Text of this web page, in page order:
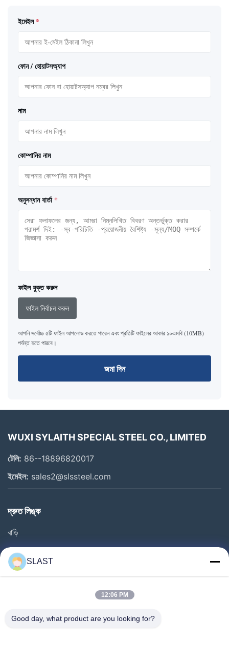
ইমেইল *
ফোন / হোয়াটসঅ্যাপ
নাম
কোম্পানির নাম
অনুসন্ধান বার্তা *
ফাইল যুক্ত করুন
ফাইল নির্বাচন করুন
আপনি সর্বোচ্চ ৫টি ফাইল আপলোড করতে পারেন এবং প্রতিটি ফাইলের আকার ১০এমবি (10MB)
পর্যন্ত হতে পারবে।
জমা দিন
WUXI SYLAITH SPECIAL STEEL CO., LIMITED
টেলি: 86--18896820017
ইমেইল: sales2@slssteel.com
দ্রুত লিঙ্ক
বাড়ি
পণ্য
ভিডিও
গুণগত মান নিয়ন্ত্রণ
SLAST
12:06 PM
Good day, what product are you looking for?